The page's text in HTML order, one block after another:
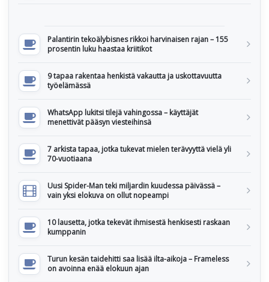
Palantirin tekoälybisnes rikkoi harvinaisen rajan – 155
prosentin luku haastaa kriitikot
9 tapaa rakentaa henkistä vakautta ja uskottavuutta
työelämässä
WhatsApp lukitsi tilejä vahingossa – käyttäjät
menettivät pääsyn viesteihinsä
7 arkista tapaa, jotka tukevat mielen terävyyttä vielä yli
70-vuotiaana
Uusi Spider-Man teki miljardin kuudessa päivässä –
vain yksi elokuva on ollut nopeampi
10 lausetta, jotka tekevät ihmisestä henkisesti raskaan
kumppanin
Turun kesän taidehitti saa lisää ilta-aikoja – Frameless
on avoinna enää elokuun ajan